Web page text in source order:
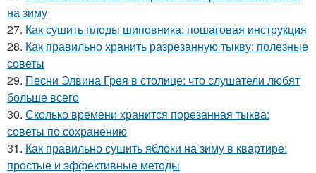
на зиму
27. Как сушить плоды шиповника: пошаговая инструкция
28. Как правильно хранить разрезанную тыкву: полезные
советы
29. Песни Элвина Грея в столице: что слушатели любят
больше всего
30. Сколько времени хранится порезанная тыква:
советы по сохранению
31. Как правильно сушить яблоки на зиму в квартире:
простые и эффективные методы